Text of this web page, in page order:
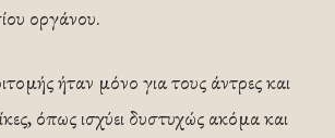
οργάνου.
ήταν μόνο για τους άντρες και
όπως ισχύει δυστυχώς ακόμα και